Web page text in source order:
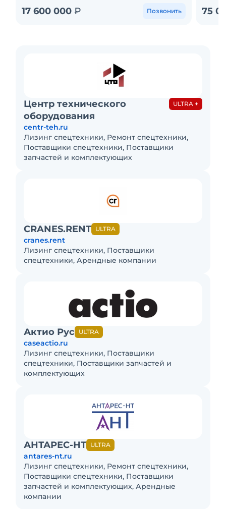
17 600 000 ₽ Позвонить 75
Центр технического
оборудования
ULTRA +
centr-teh.ru
Лизинг спецтехники, Ремонт спецтехники,
Поставщики спецтехники, Поставщики
запчастей и комплектующих
CRANES.RENT ULTRA
cranes.rent
Лизинг спецтехники, Поставщики
спецтехники, Арендные компании
Актио Рус ULTRA
caseactio.ru
Лизинг спецтехники, Поставщики
спецтехники, Поставщики запчастей и
комплектующих
АНТАРЕС-НТ ULTRA
antares-nt.ru
Лизинг спецтехники, Ремонт спецтехники,
Поставщики спецтехники, Поставщики
запчастей и комплектующих, Арендные
компании